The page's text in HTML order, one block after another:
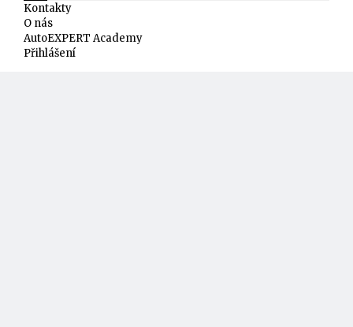
Kontakty
O nás
AutoEXPERT Academy
Přihlášení